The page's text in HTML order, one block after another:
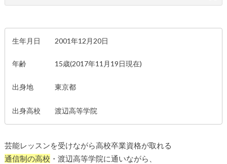
生年月日 2001年12月20日
年齢 15歳(2017年11月19日現在)
出身地 東京都
出身高校 渡辺高等学院
芸能レッスンを受けながら高校卒業資格が取れる
通信制の高校 ・渡辺高等学院に通いながら、